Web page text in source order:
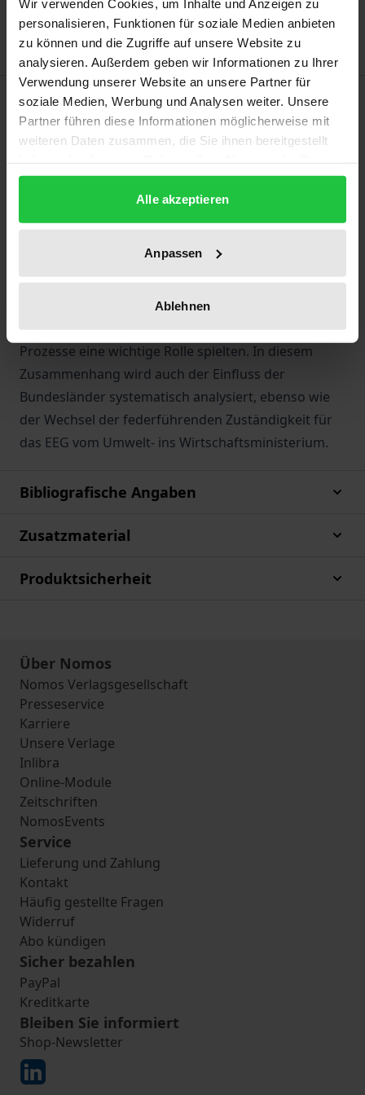
Wir verwenden Cookies, um Inhalte und Anzeigen zu
personalisieren, Funktionen für soziale Medien anbieten
zu können und die Zugriffe auf unsere Website zu
analysieren. Außerdem geben wir Informationen zu Ihrer
Verwendung unserer Website an unsere Partner für
soziale Medien, Werbung und Analysen weiter. Unsere
Partner führen diese Informationen möglicherweise mit
weiteren Daten zusammen, die Sie ihnen bereitgestellt
gesammelt haben.
Alle akzeptieren
Anpassen
Ablehnen
Hinweise zu Versandkosten
Beschreibung
Diese Forschungsarbeit ist die erste detaillierte
Gesetzgebungsprozesse zum EEG 2014 und zum
Dokumentenanalyse wird der Wechsel von festen
Einspeisevergütungen zu Ausschreibungen
strukturiert untersucht. Die Ergebnisse zeigen, dass
neben dem EU-Beihilferecht auch innenpolitische
Prozesse eine wichtige Rolle spielten. In diesem
Zusammenhang wird auch der Einfluss der
Bundesländer systematisch analysiert, ebenso wie
der Wechsel der federführenden Zuständigkeit für
das EEG vom Umwelt- ins Wirtschaftsministerium.
Bibliografische Angaben
Zusatzmaterial
Produktsicherheit
Über Nomos
Nomos Verlagsgesellschaft
Presseservice
Karriere
Unsere Verlage
Inlibra
Online-Module
Zeitschriften
NomosEvents
Service
Lieferung und Zahlung
Kontakt
Häufig gestellte Fragen
Widerruf
Abo kündigen
Sicher bezahlen
PayPal
Kreditkarte
Bleiben Sie informiert
Shop-Newsletter